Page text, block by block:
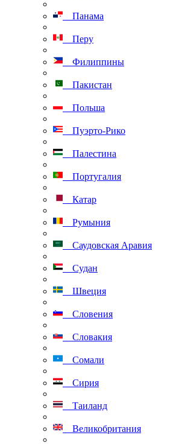
Панама
Перу
Филиппины
Пакистан
Польша
Пуэрто-Рико
Палестина
Португалия
Катар
Румыния
Саудовская Аравия
Судан
Швеция
Словения
Словакия
Сомали
Сирия
Таиланд
Великобритания